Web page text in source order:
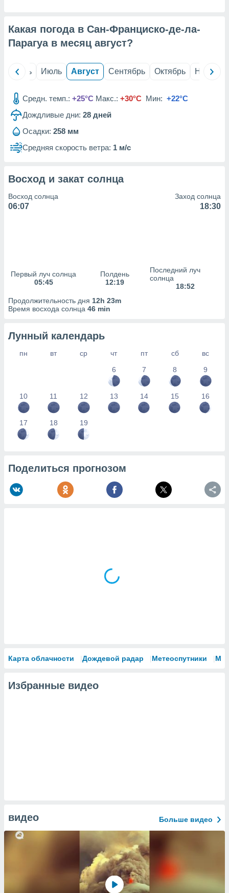
сведения
Какая погода в Сан-Франциско-де-ла-
Парагуа в месяц август?
Июнь Июль Август Сентябрь Октябрь Ноябрь
Средн. темп.: +25°C Макс.: +30°C Мин: +22°C
Дождливые дни: 28 дней
Осадки: 258 мм
Средняя скорость ветра: 1 м/с
Восход и закат солнца
Восход солнца
06:07
Заход солнца
18:30
Первый луч солнца
05:45
Полдень
12:19
Последний луч
солнца
18:52
Продолжительность дня 12h 23m
Время восхода солнца 46 min
Лунный календарь
пн вт ср чт пт сб
вс
6
7 8 9
10 11 12 13 14 15 16
17 18 19
Поделиться прогнозом
Карта облачности Дождевой радар Метеоспутники
Избранные видео
видео Больше видео